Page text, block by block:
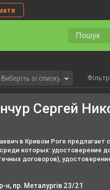
Виберіть зі списку
Сергей
в Кривом Роге
среди которых: удостоверение
договоров),
н, пр. Металургів 23/21